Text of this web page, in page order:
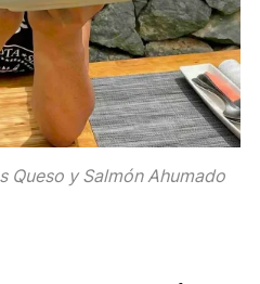
Queso y Salmón Ahumado